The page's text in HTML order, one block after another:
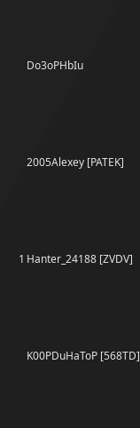
Do3oPHbIu
2005Alexey [PATEK]
1 Hanter_24188 [ZVDV]
K00PDuHaToP [568TD]